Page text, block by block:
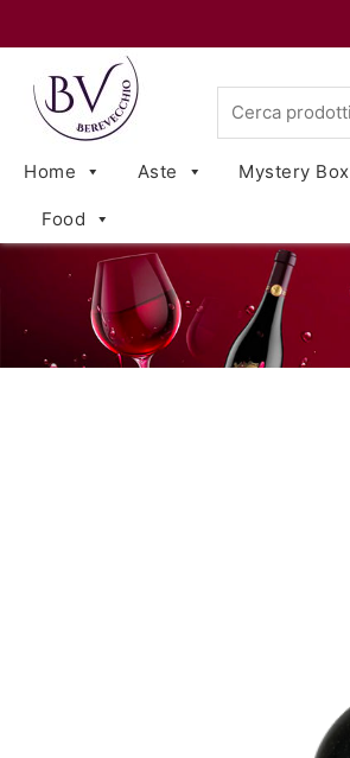
Home Aste Mystery Box
Food
Cerca: